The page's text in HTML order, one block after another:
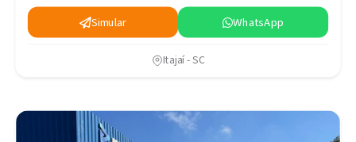
Simular WhatsApp
Itajaí - SC